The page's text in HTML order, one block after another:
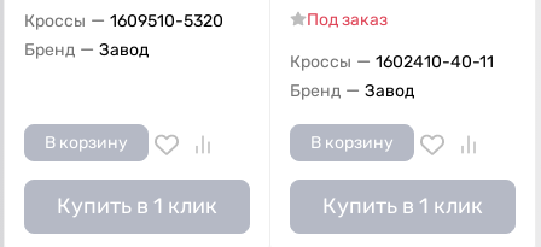
Кроссы — 1609510-5320
Бренд — Завод
В корзину
Купить в 1 клик
Под заказ
Кроссы — 1602410-40-11
Бренд — Завод
В корзину
Купить в 1 клик